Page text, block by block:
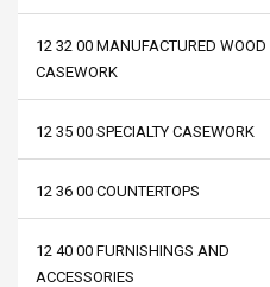
12 32 00 MANUFACTURED WOOD
CASEWORK
12 35 00 SPECIALTY CASEWORK
12 36 00 COUNTERTOPS
12 40 00 FURNISHINGS AND
ACCESSORIES